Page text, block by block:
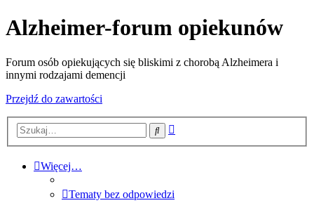
Alzheimer-forum opiekunów
Forum osób opiekujących się bliskimi z chorobą Alzheimera i
innymi rodzajami demencji
Przejdź do zawartości
Szukaj
Więcej…
Tematy bez odpowiedzi